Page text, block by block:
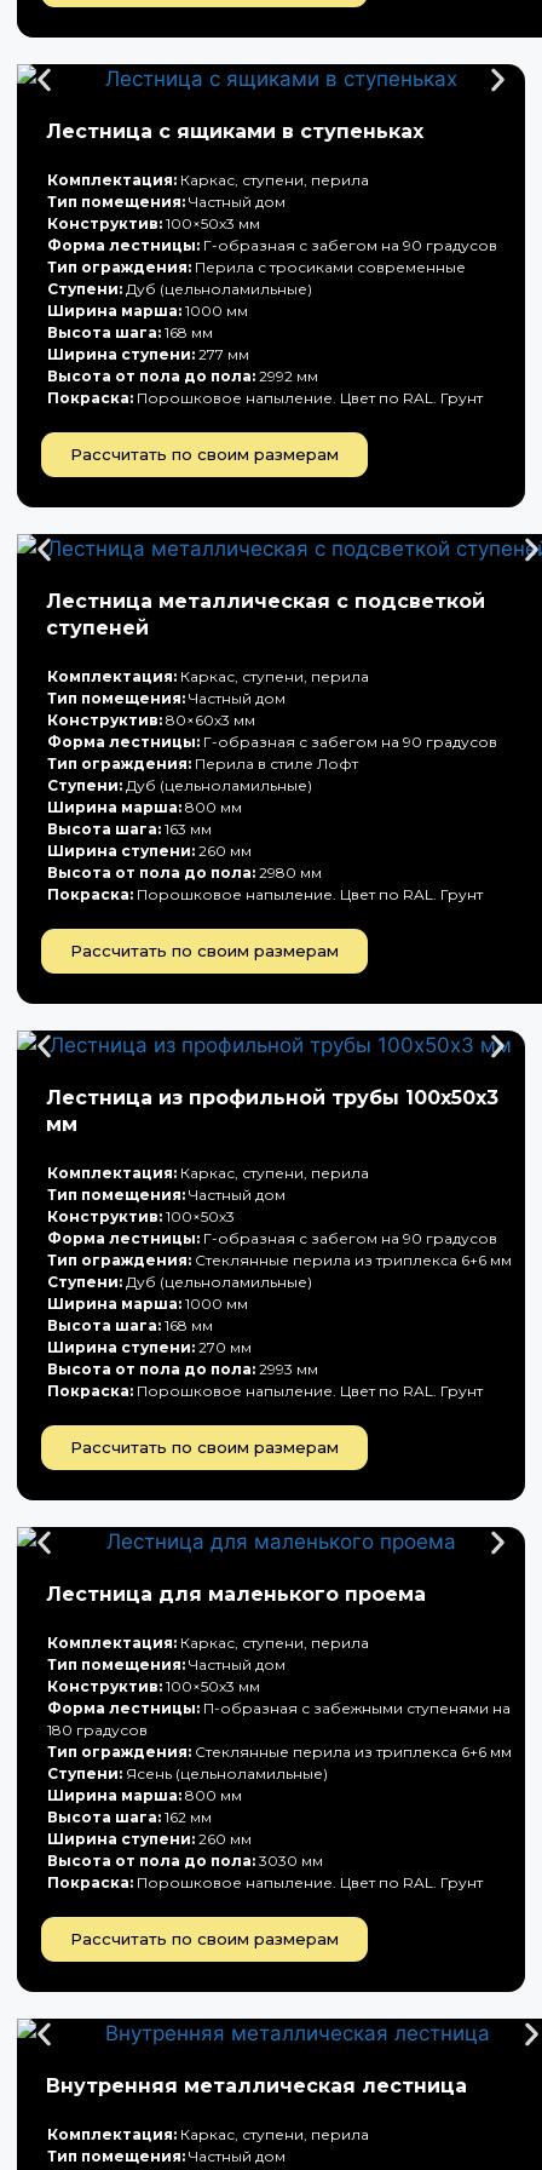
Лестница с ящиками в ступеньках
Комплектация: Каркас, ступени, перила
Тип помещения: Частный дом
Конструктив: 100×50х3 мм
Форма лестницы: Г-образная с забегом на 90 градусов
Тип ограждения: Перила с тросиками современные
Ступени: Дуб (цельноламильные)
Ширина марша: 1000 мм
Высота шага: 168 мм
Ширина ступени: 277 мм
Высота от пола до пола: 2992 мм
Покраска: Порошковое напыление. Цвет по RAL. Грунт
Рассчитать по своим размерам
Лестница металлическая с подсветкой
ступеней
Комплектация: Каркас, ступени, перила
Тип помещения: Частный дом
Конструктив: 80×60х3 мм
Форма лестницы: Г-образная с забегом на 90 градусов
Тип ограждения: Перила в стиле Лофт
Ступени: Дуб (цельноламильные)
Ширина марша: 800 мм
Высота шага: 163 мм
Ширина ступени: 260 мм
Высота от пола до пола: 2980 мм
Покраска: Порошковое напыление. Цвет по RAL. Грунт
Рассчитать по своим размерам
Лестница из профильной трубы 100х50х3
мм
Комплектация: Каркас, ступени, перила
Тип помещения: Частный дом
Конструктив: 100×50х3
Форма лестницы: Г-образная с забегом на 90 градусов
Тип ограждения: Стеклянные перила из триплекса 6+6 мм
Ступени: Дуб (цельноламильные)
Ширина марша: 1000 мм
Высота шага: 168 мм
Ширина ступени: 270 мм
Высота от пола до пола: 2993 мм
Покраска: Порошковое напыление. Цвет по RAL. Грунт
Рассчитать по своим размерам
Лестница для маленького проема
Комплектация: Каркас, ступени, перила
Тип помещения: Частный дом
Конструктив: 100×50х3 мм
Форма лестницы: П-образная с забежными ступенями на
180 градусов
Тип ограждения: Стеклянные перила из триплекса 6+6 мм
Ступени: Ясень (цельноламильные)
Ширина марша: 800 мм
Высота шага: 162 мм
Ширина ступени: 260 мм
Высота от пола до пола: 3030 мм
Покраска: Порошковое напыление. Цвет по RAL. Грунт
Рассчитать по своим размерам
Внутренняя металлическая лестница
Комплектация: Каркас, ступени, перила
Тип помещения: Частный дом